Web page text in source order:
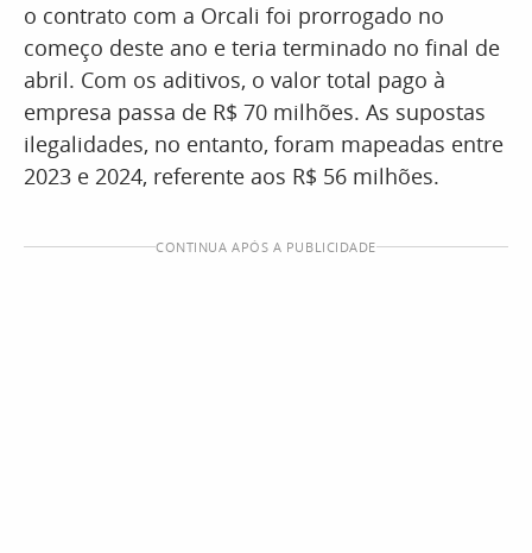
o contrato com a Orcali foi prorrogado no
começo deste ano e teria terminado no final de
abril. Com os aditivos, o valor total pago à
empresa passa de R$ 70 milhões. As supostas
ilegalidades, no entanto, foram mapeadas entre
2023 e 2024, referente aos R$ 56 milhões.
CONTINUA APÓS A PUBLICIDADE